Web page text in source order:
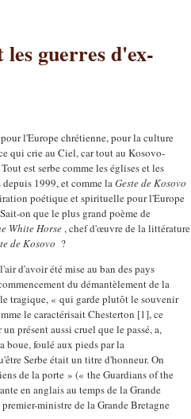
guerres d'ex-
l'Europe chrétienne, pour la culture
qui crie au Ciel, car tout au Kosovo-
est serbe comme les églises et les
1999, et comme laGestede Kosovo
poétique et spirituelle pour l'Europe
on que le plus grand poème de
White Horse, chef d'œuvre de la littérature
de Kosovo ?
d'avoir été mise au ban des pays
du démantèlement de la
tragique, « qui garde plutôt le souvenir
le caractérisait Chesterton [1], ce
présent aussi cruel que le passé, a,
boue, foulé aux pieds par la
Serbe était un titre d'honneur. On
de la porte » (« the Guardians of the
en anglais au temps de la Grande
ministre de la Grande Bretagne